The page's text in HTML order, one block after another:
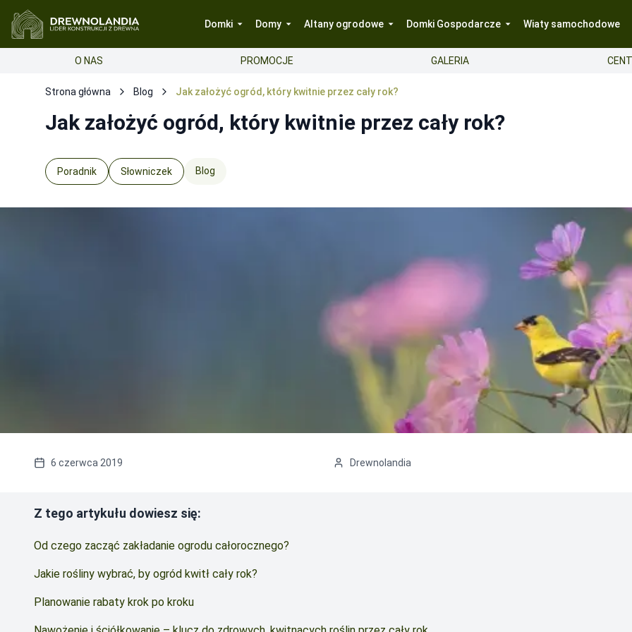
Domki Domy Altany ogrodowe Domki Gospodarcze Wiaty samochodowe
O NAS PROMOCJE GALERIA
Strona główna Blog Jak założyć ogród, który kwitnie przez cały rok?
Jak założyć ogród, który kwitnie przez cały rok?
Poradnik Słowniczek Blog
6 czerwca 2019 Drewnolandia
Z tego artykułu dowiesz się:
Od czego zacząć zakładanie ogrodu całorocznego?
Jakie rośliny wybrać, by ogród kwitł cały rok?
Planowanie rabaty krok po kroku